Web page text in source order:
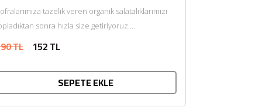
tazelik veren organik salatalıklarımızı
sonra hızla size getiriyoruz....
TL 152 TL
SEPETE EKLE